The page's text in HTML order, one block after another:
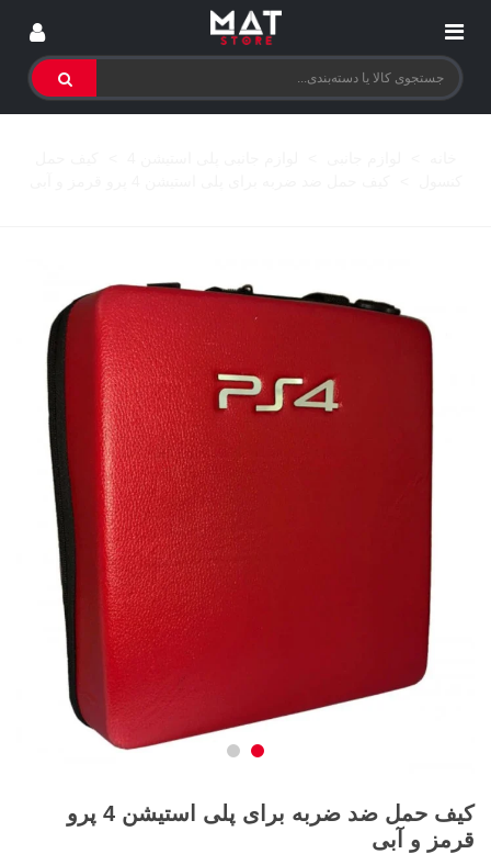
کیف حمل ضد ضربه برای پلی استیشن 4 پرو
قرمز و آبی